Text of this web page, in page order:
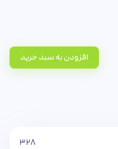
افزودن به سبد خرید
۳۲۸